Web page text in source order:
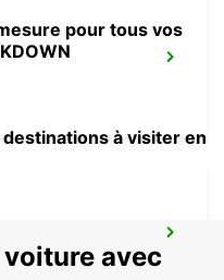
pour tous vos
à visiter en
avec